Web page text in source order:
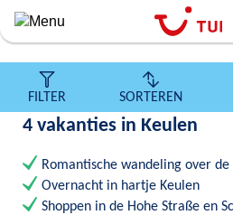
Overslaan
algemene
inhoud
FILTER SORTEREN
4 vakanties in Keulen
Romantische wandeling over
Overnacht in hartje Keulen
Shoppen in de Hohe Straße en